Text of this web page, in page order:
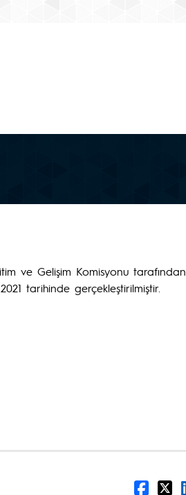
ve Gelişim Komisyonu tarafından
tarihinde gerçekleştirilmiştir.